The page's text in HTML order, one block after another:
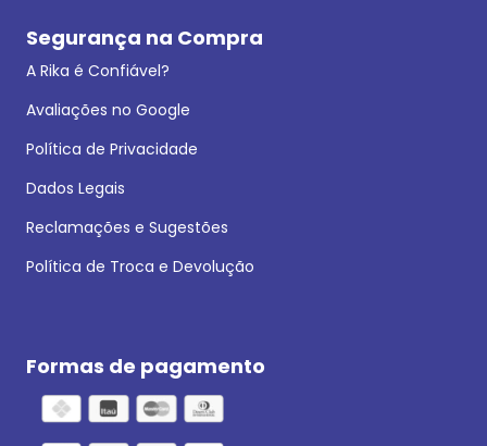
Segurança na Compra
A Rika é Confiável?
Avaliações no Google
Política de Privacidade
Dados Legais
Reclamações e Sugestões
Política de Troca e Devolução
Formas de pagamento